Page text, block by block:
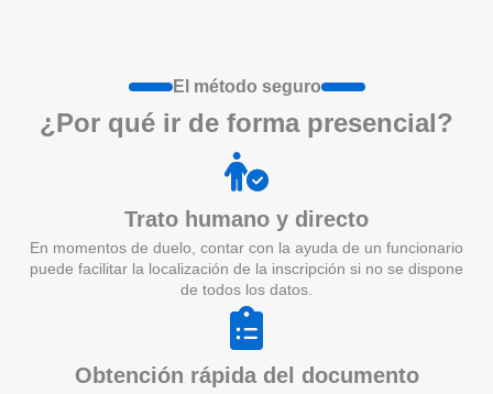
El método seguro
¿Por qué ir de formapresencial?
Trato humano y directo
En momentos de duelo, contar con la ayuda de un funcionario
puede facilitar la localización de la inscripción si no se dispone
de todos los datos.
Obtención rápida del documento